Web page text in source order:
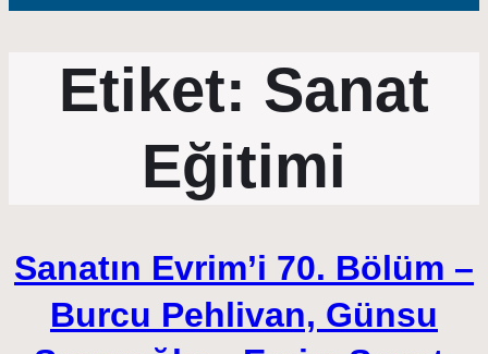
Etiket: Sanat
Eğitimi
Sanatın Evrim’i 70. Bölüm –
Burcu Pehlivan, Günsu